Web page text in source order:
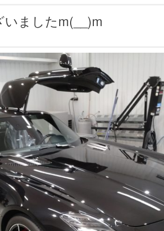
ましたm(__)m